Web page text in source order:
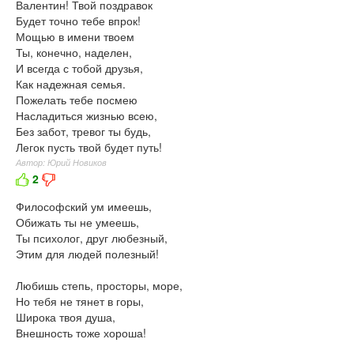
Валентин! Твой поздравок
Будет точно тебе впрок!
Мощью в имени твоем
Ты, конечно, наделен,
И всегда с тобой друзья,
Как надежная семья.
Пожелать тебе посмею
Насладиться жизнью всею,
Без забот, тревог ты будь,
Легок пусть твой будет путь!
Автор: Юрий Новиков
2
Философский ум имеешь,
Обижать ты не умеешь,
Ты психолог, друг любезный,
Этим для людей полезный!
Любишь степь, просторы, море,
Но тебя не тянет в горы,
Широка твоя душа,
Внешность тоже хороша!